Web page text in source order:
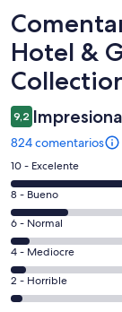
Hotel &
9,2
824 comentarios
615
comentarios
de
un
total
de
824
con
10 - Excelente
120
comentarios
de
un
total
de
8 - Bueno
39
comentarios
de
un
total
6 - Normal
29
comentarios
de
4 - Mediocre
21
comentarios
2 - Horrible